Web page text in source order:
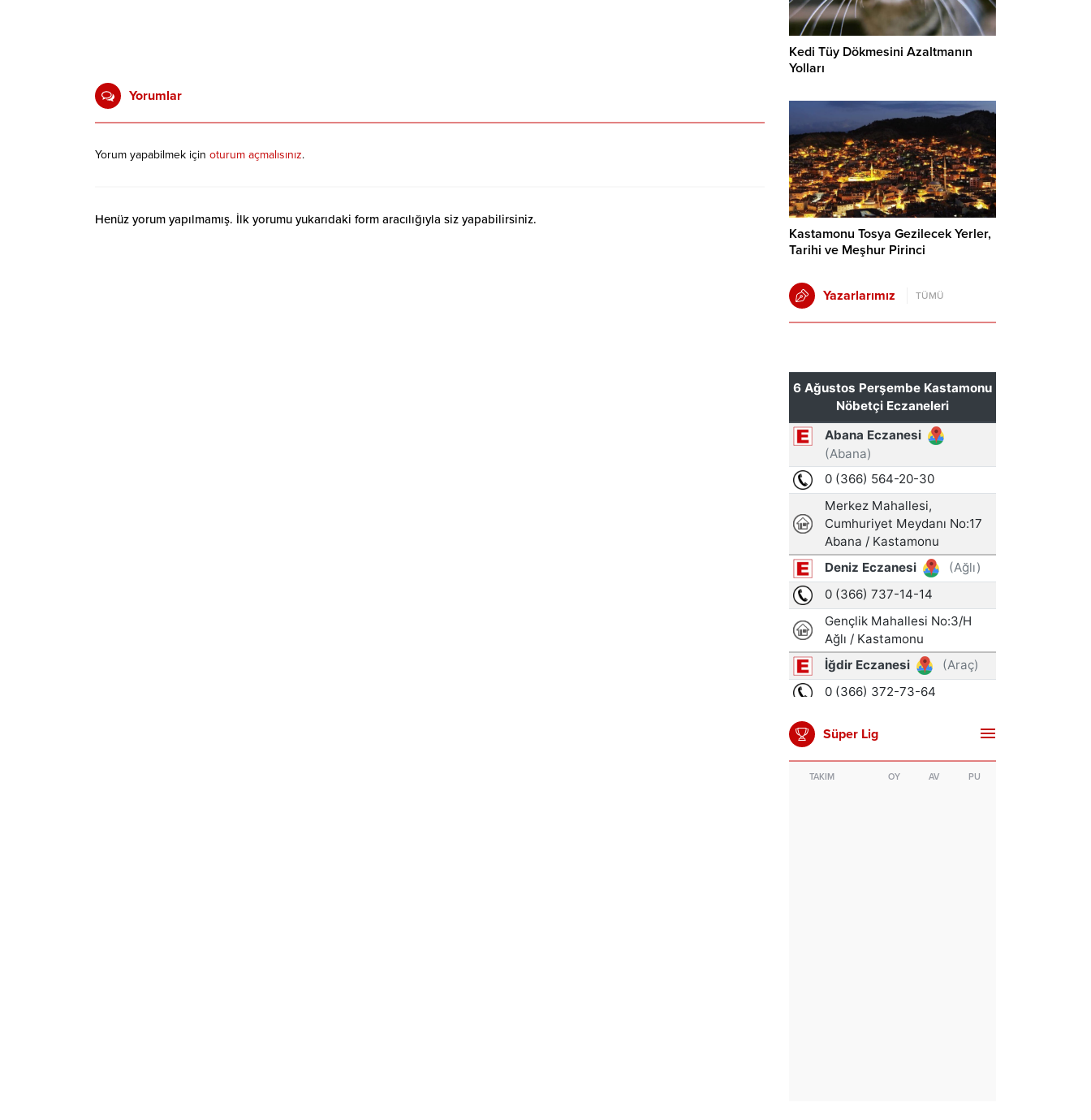
Yorumlar
Yorum yapabilmek için oturum açmalısınız.
Henüz yorum yapılmamış. İlk yorumu yukarıdaki form aracılığıyla siz yapabilirsiniz.
Kedi Tüy Dökmesini Azaltmanın
Yolları
Kastamonu Tosya Gezilecek Yerler,
Tarihi ve Meşhur Pirinci
Yazarlarımız TÜMÜ
Süper Lig
TAKIM OY AV PU